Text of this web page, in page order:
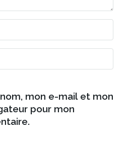
mon e-mail et mon
pour mon